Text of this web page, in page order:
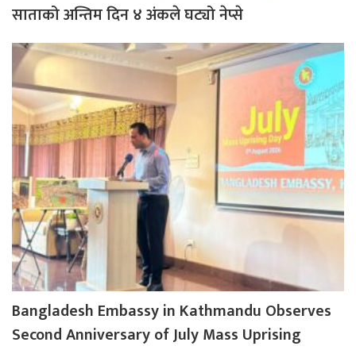
साताको अन्तिम दिन ४ अंकले घट्यो नेप्से
Bangladesh Embassy in Kathmandu Observes
Second Anniversary of July Mass Uprising